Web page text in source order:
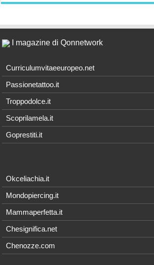
I magazine di Qonnetwork
Curriculumvitaeeuropeo.net
Passionetattoo.it
Troppodolce.it
Scoprilamela.it
Goprestiti.it
Okceliachia.it
Mondopiercing.it
Mammaperfetta.it
Chesignifica.net
Chenozze.com